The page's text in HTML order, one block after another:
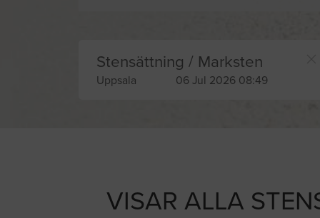
Stensättning / Marksten
Uppsala 06 Jul 2026 08:49
VISAR ALLA